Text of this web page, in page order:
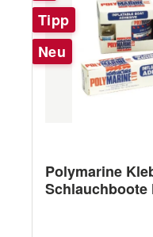
Tipp
Neu
Polymarine
Schlauchboote